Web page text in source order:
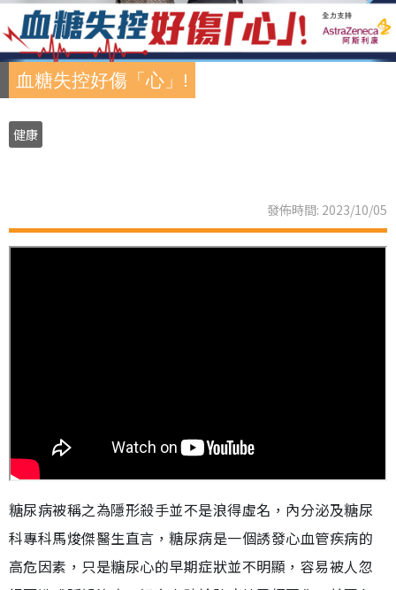
血糖失控好傷「心」!
健康
發佈時間: 2023/10/05
糖尿病被稱之為隱形殺手並不是浪得虛名，內分泌及糖尿
科專科馬焌傑醫生直言，糖尿病是一個誘發心血管疾病的
高危因素，只是糖尿心的早期症狀並不明顯，容易被人忽